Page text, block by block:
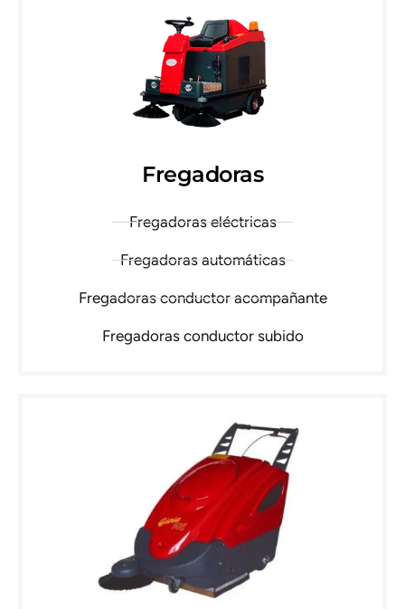
Fregadoras
Fregadoras eléctricas
Fregadoras automáticas
Fregadoras conductor acompañante
Fregadoras conductor subido